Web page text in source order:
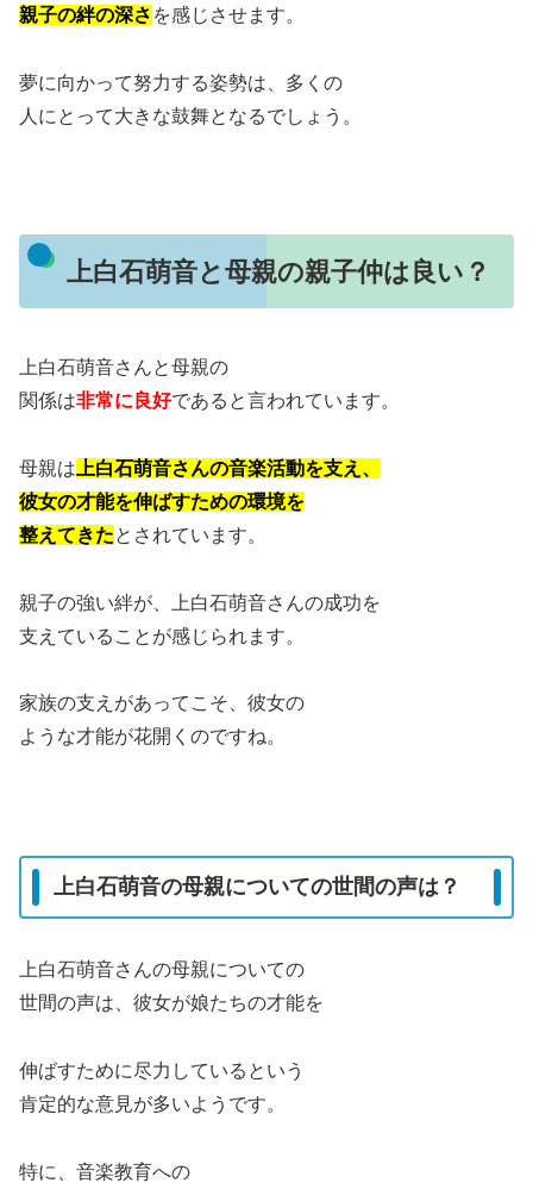
親子の絆の深さ を感じさせます。
夢に向かって努力する姿勢は、多くの
人にとって大きな鼓舞となるでしょう。
上白石萌音と母親の親子仲は良い？
上白石萌音さんと母親の
関係は非常に良好であると言われています。
母親は 上白石萌音さんの音楽活動を支え、
彼女の才能を伸ばすための環境を
整えてきたとされています。
親子の強い絆が、上白石萌音さんの成功を
支えていることが感じられます。
家族の支えがあってこそ、彼女の
ような才能が花開くのですね。
上白石萌音の母親についての世間の声は？
上白石萌音さんの母親についての
世間の声は、彼女が娘たちの才能を
伸ばすために尽力しているという
肯定的な意見が多いようです。
特に、音楽教育への